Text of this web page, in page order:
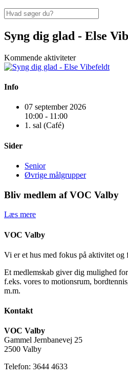
Syng dig glad - Else
Kommende aktiviteter
Info
07 september 2026
10:00 - 11:00
1. sal (Café)
Sider
Senior
Øvrige målgrupper
Bliv medlem af VOC Valby
Læs mere
VOC Valby
Vi er et hus med fokus på aktivitet og
Et medlemskab giver dig mulighed
f.eks. vores to motionsrum,
m.m.
Kontakt
VOC Valby
Gammel Jernbanevej 25
2500 Valby
Telefon: 3644 4633